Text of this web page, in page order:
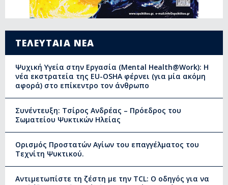
ΤΕΛΕΥΤΑΙΑ ΝΕΑ
Ψυχική Υγεία στην Εργασία (Mental Health@Work): Η
νέα εκστρατεία της EU-OSHA φέρνει (για μία ακόμη
αφορά) στο επίκεντρο τον άνθρωπο
Συνέντευξη: Τσίρος Ανδρέας – Πρόεδρος του
Σωματείου Ψυκτικών Ηλείας
Ορισμός Προστατών Αγίων του επαγγέλματος του
Τεχνίτη Ψυκτικού.
Αντιμετωπίστε τη ζέστη με την TCL: Ο οδηγός για να